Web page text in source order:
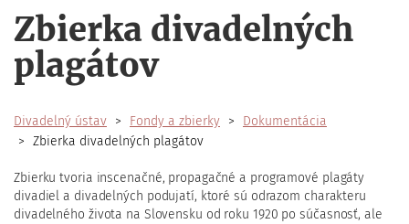
Zbierka divadelných
plagátov
Divadelný ústav Fondy a zbierky
Dokumentácia
Zbierka divadelných plagátov
Zbierku tvoria inscenačné, propagačné a programové plagáty
divadiel a divadelných podujatí, ktoré sú odrazom charakteru
divadelného života na Slovensku od roku 1920 po súčasnosť, ale